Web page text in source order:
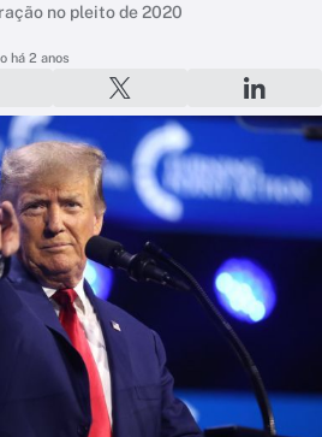
no pleito de 2020
há 2 anos